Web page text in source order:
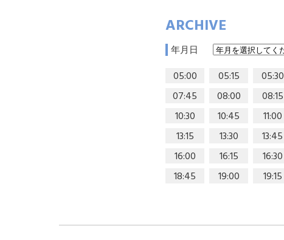
ARCHIVE
年月日
05:00 05:15 05:30
07:45
08:00 08:15
10:30
10:45 11:00
13:15
13:30 13:45
16:00
16:15 16:30
18:45
19:00 19:15